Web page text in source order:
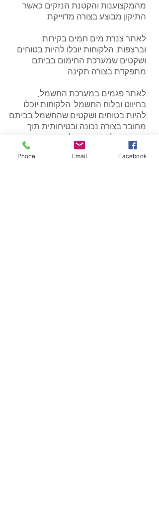
מהמקצוענות והקטנת הנזקים כאשר
התיקון מבוצע בצורה מדוייקת
וברצפות. הלקוחות יוכלו להיות בטוחים
ושקטים שמערכת החימום בביתם
מתפקדת בצורה תקינה
בחיווט ובלוח החשמל. הלקוחות יוכלו
להיות בטוחים ושקטים שהחשמל בביתם
מחובר בצורה נכונה ובטיחותית תוך
חסכון בעלויות החשמל
מדידת טמפרטורה של הסביבה בכל
Phone Email Facebook